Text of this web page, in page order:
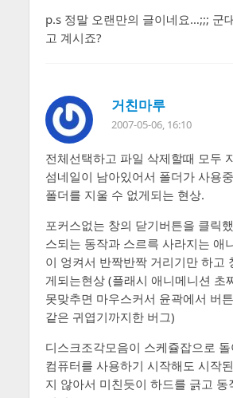
p.s 정말 오랜만의 글이네요…;;; 군
고 계시죠?
거친마루
2007-05-06, 16:10
전체선택하고 파일 삭제할때 모두
섬네일이 남아있어서 폴더가 사용
폴더를 지울 수 없게되는 현상.
포커스없는 창의 닫기버튼을 클릭
스되는 동작과 스르륵 사라지는 애
이 엉켜서 반짝반짝 거리기만 하고
게되는현상 (플래시 애니메니션 초
못맞추면 마우스커서 윤곽에서 버
같은 귀엽기까지한 버그)
디스크조각모음이 스케쥴잡으로
컴퓨터를 사용하기 시작해도 시작
지 않아서 미친듯이 하드를 긁고 동